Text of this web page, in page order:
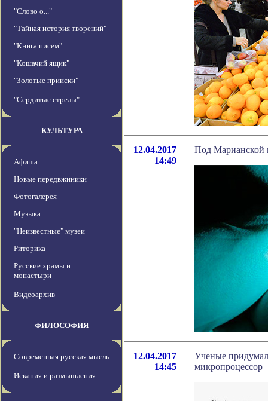
"Слово о..."
"Тайная история творений"
"Книга писем"
"Кошачий ящик"
"Золотые прииски"
"Сердитые стрелы"
КУЛЬТУРА
Афиша
Новые передвжиники
Фотогалерея
Музыка
"Неизвестные" музеи
Риторика
Русские храмы и
монастыри
Видеоархив
ФИЛОСОФИЯ
Современная русская мысль
Искания и размышления
12.04.2017
14:49
Под Марианской
12.04.2017
14:45
Ученые
микропроцессор